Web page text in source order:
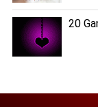
20